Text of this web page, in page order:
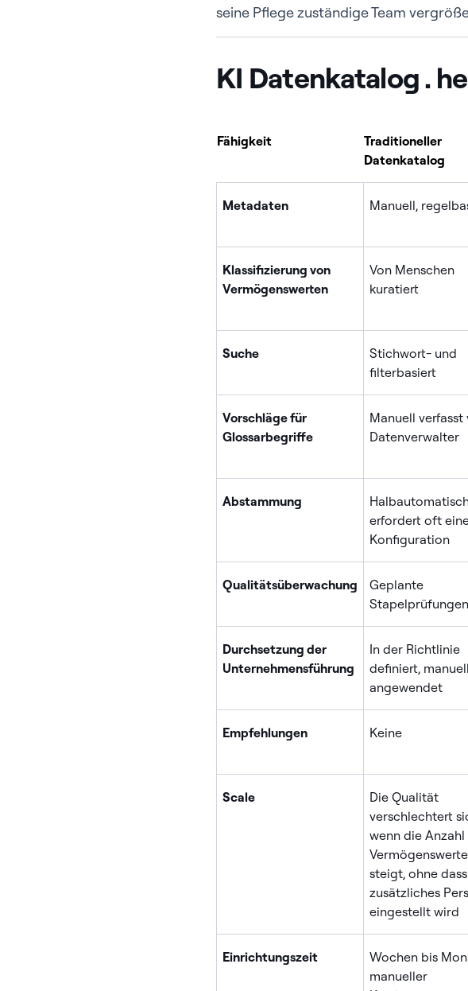
seine Pflege zuständige Team
KI Datenkatalog .
Fähigkeit
Traditioneller
Datenkatalog
Metadaten Manuell,
Klassifizierung von
Vermögenswerten
Von Menschen
kuratiert
Suche
Stichwort- und
filterbasiert
Vorschläge für
Glossarbegriffe
Manuell verfasst
Datenverwalter
Abstammung
erfordert oft
Konfiguration
Qualitätsüberwachung
Geplante
Stapelprüfungen
Durchsetzung der
Unternehmensführung
In der Richtlinie
definiert, manuell
angewendet
Empfehlungen Keine
Scale
Die Qualität
verschlechtert
wenn die
Vermögenswerte
steigt, ohne dass
zusätzliches
eingestellt wird
Einrichtungszeit
Wochen bis
manueller